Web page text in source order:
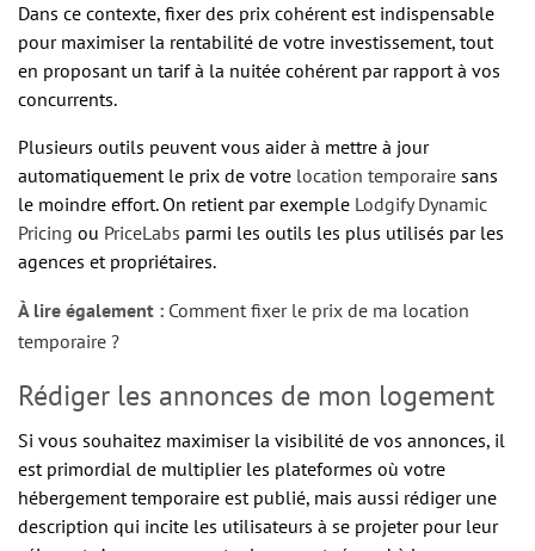
Dans ce contexte, fixer des prix cohérent est indispensable
pour maximiser la rentabilité de votre investissement, tout
en proposant un tarif à la nuitée cohérent par rapport à vos
concurrents.
Plusieurs outils peuvent vous aider à mettre à jour
automatiquement le prix de votre location temporaire sans
le moindre effort. On retient par exemple Lodgify Dynamic
Pricing ou PriceLabs parmi les outils les plus utilisés par les
agences et propriétaires.
À lire également : Comment fixer le prix de ma location
temporaire ?
Rédiger les annonces de mon logement
Si vous souhaitez maximiser la visibilité de vos annonces, il
est primordial de multiplier les plateformes où votre
hébergement temporaire est publié, mais aussi rédiger une
description qui incite les utilisateurs à se projeter pour leur